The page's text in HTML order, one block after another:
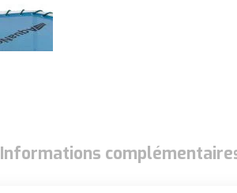
Informations